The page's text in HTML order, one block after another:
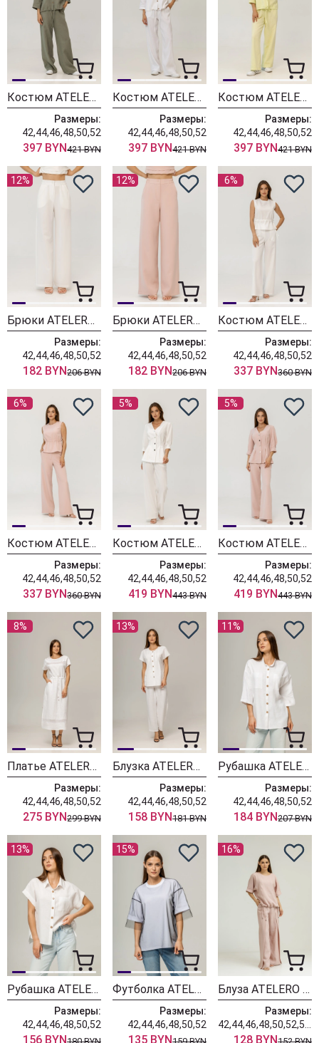
Костюм ATELERO 1131П полынь
Размеры:
42,44,46,48,50,52
397 BYN421 BYN
Костюм ATELERO 1131Б белый
Размеры:
42,44,46,48,50,52
397 BYN421 BYN
Костюм ATELERO 1131С салатовый
Размеры:
42,44,46,48,50,52
397 BYN421 BYN
12%
Брюки ATELERO 1023Б белый
Размеры:
42,44,46,48,50,52
182 BYN206 BYN
12%
Брюки ATELERO 1023П пудровый
Размеры:
42,44,46,48,50,52
182 BYN206 BYN
6%
Костюм ATELERO 1130Б белый
Размеры:
42,44,46,48,50,52
337 BYN360 BYN
6%
Костюм ATELERO 1130 пудровый
Размеры:
42,44,46,48,50,52
337 BYN360 BYN
5%
Костюм ATELERO 1129Б белый
Размеры:
42,44,46,48,50,52
419 BYN443 BYN
5%
Костюм ATELERO 1129 пудровый
Размеры:
42,44,46,48,50,52
419 BYN443 BYN
8%
Платье ATELERO 1128
Размеры:
42,44,46,48,50,52
275 BYN299 BYN
13%
Блузка ATELERO 1125
Размеры:
42,44,46,48,50,52
158 BYN181 BYN
11%
Рубашка ATELERO 1124
Размеры:
42,44,46,48,50,52
184 BYN207 BYN
13%
Рубашка ATELERO 1123
Размеры:
42,44,46,48,50,52
156 BYN
15%
Футболка ATELERO 1122
Размеры:
42,44,46,48,50,52
135 BYN
16%
Блуза ATELERO 1100П
Размеры:
128 BYN